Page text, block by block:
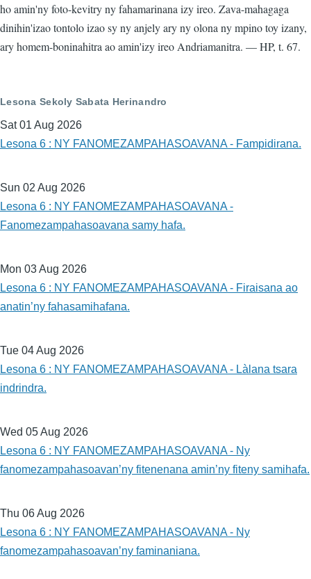
ho amin'ny foto-kevitry ny fahamarinana izy ireo. Zava-mahagaga
dinihin'izao tontolo izao sy ny anjely ary ny olona ny mpino toy izany,
ary homem-boninahitra ao amin'izy ireo Andriamanitra. — HP, t. 67.
Lesona Sekoly Sabata Herinandro
Sat 01 Aug 2026
Lesona 6 : NY FANOMEZAMPAHASOAVANA - Fampidirana.
Sun 02 Aug 2026
Lesona 6 : NY FANOMEZAMPAHASOAVANA -
Fanomezampahasoavana samy hafa.
Mon 03 Aug 2026
Lesona 6 : NY FANOMEZAMPAHASOAVANA - Firaisana ao
anatin’ny fahasamihafana.
Tue 04 Aug 2026
Lesona 6 : NY FANOMEZAMPAHASOAVANA - Làlana tsara
indrindra.
Wed 05 Aug 2026
Lesona 6 : NY FANOMEZAMPAHASOAVANA - Ny
fanomezampahasoavan’ny fitenenana amin’ny fiteny samihafa.
Thu 06 Aug 2026
Lesona 6 : NY FANOMEZAMPAHASOAVANA - Ny
fanomezampahasoavan’ny faminaniana.